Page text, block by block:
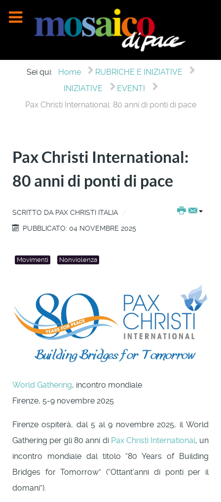
Sei qui: Home
RUBRICHE E INIZIATIVE
INIZIATIVE
EVENTI
Pax Christi International: 80 anni di ponti di pace
Pax Christi International:
80 anni di ponti di pace
SCRITTO DA PAX CHRISTI ITALIA
PUBBLICATO: 04 NOVEMBRE 2025
Movimenti Nonviolenza
World Gathering, incontro mondiale
Firenze, 5-9 novembre 2025
Firenze ospiterà, dal 5 al 9 novembre 2025, il World
Gathering per gli 80 anni di Pax Christi International, un
incontro mondiale dal titolo “80 Years of Building
Bridges for Tomorrow” (“Ottant’anni di ponti per il
domani”).